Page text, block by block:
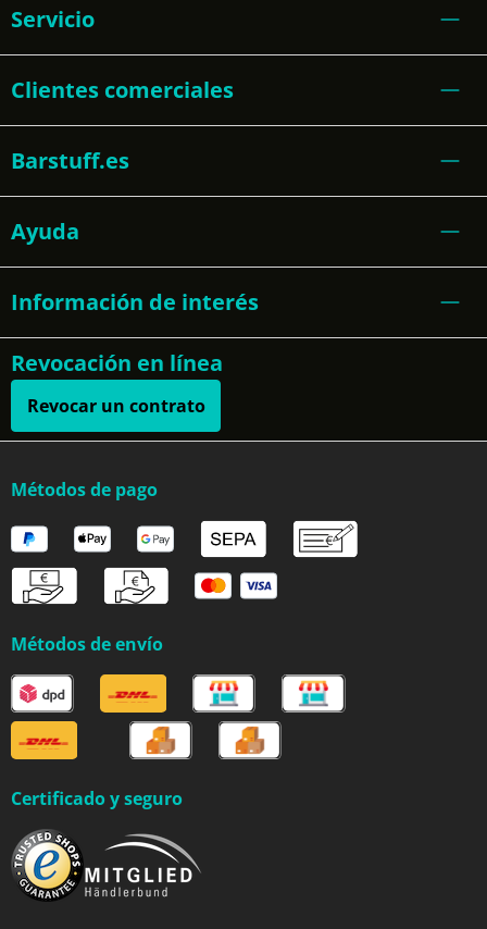
Servicio
Clientes comerciales
Barstuff.es
Ayuda
Información de interés
Revocación en línea
Revocar un contrato
Métodos de pago
Métodos de envío
Certificado y seguro